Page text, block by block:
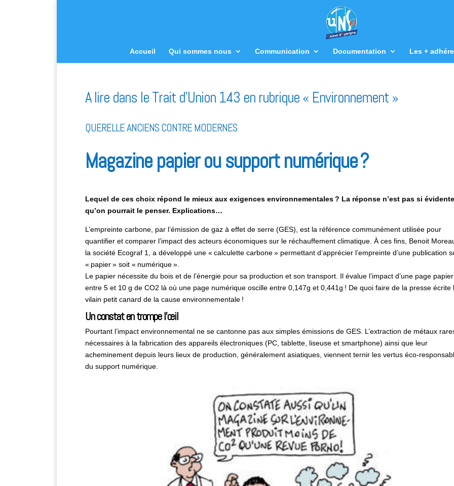
Accueil Qui sommes nous Communication Documentation Les +
A lire dans le Trait d’Union 143 en rubrique « Environnement »
QUERELLE ANCIENS CONTRE MODERNES
Magazine papier ou support numérique ?
Lequel de ces choix répond le mieux aux exigences environnementales ? La réponse n’est pas si évidente
qu’on pourrait le penser. Explications…
L’empreinte carbone, par l’émission de gaz à effet de serre (GES), est la référence communément utilisée pour
quantifier et comparer l’impact des acteurs économiques sur le réchauffement climatique. À ces fins, Benoit
la société Ecograf 1, a développé une « calculette carbone » permettant d’apprécier l’empreinte d’une publication
« papier » soit « numérique ».
Le papier nécessite du bois et de l’énergie pour sa production et son transport. Il évalue l’impact d’une page papier
entre 5 et 10 g de CO2 là où une page numérique oscille entre 0,147g et 0,441g ! De quoi faire de la presse écrite
vilain petit canard de la cause environnementale !
Un constat en trompe l’œil
Pourtant l’impact environnemental ne se cantonne pas aux simples émissions de GES. L’extraction de métaux
nécessaires à la fabrication des appareils électroniques (PC, tablette, liseuse et smartphone) ainsi que leur
acheminement depuis leurs lieux de production, généralement asiatiques, viennent ternir les vertus éco-
du support numérique.